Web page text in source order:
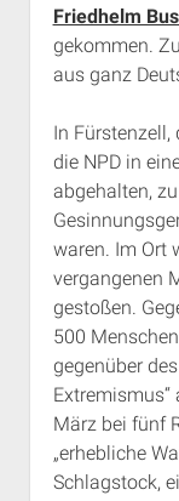
Friedhelm
gekommen.
aus ganz
In Fürstenzell,
die NPD in
abgehalten,
waren. Im Ort
vergangenen
gestoßen.
500
gegenüber
März bei fünf
„erhebliche
Schlagstock,